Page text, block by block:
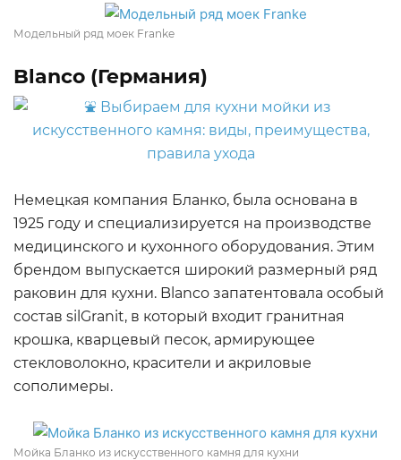
Модельный ряд моек Franke
Blanco (Германия)
Немецкая компания Бланко, была основана в
1925 году и специализируется на производстве
медицинского и кухонного оборудования. Этим
брендом выпускается широкий размерный ряд
раковин для кухни. Blanco запатентовала особый
состав silGranit, в который входит гранитная
крошка, кварцевый песок, армирующее
стекловолокно, красители и акриловые
сополимеры.
Мойка Бланко из искусственного камня для кухни